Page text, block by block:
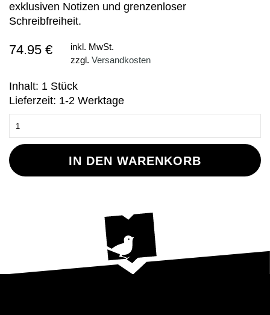
exklusiven Notizen und grenzenloser
Schreibfreiheit.
74.95 €
inkl. MwSt.
zzgl. Versandkosten
Inhalt: 1 Stück
Lieferzeit: 1-2 Werktage